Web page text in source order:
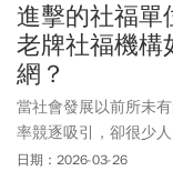
進擊的社福單
老牌社福機構
網？
當社會發展以前所未
率競逐吸引，卻很少
諸在後。幸好，長年
日期：2026-03-26